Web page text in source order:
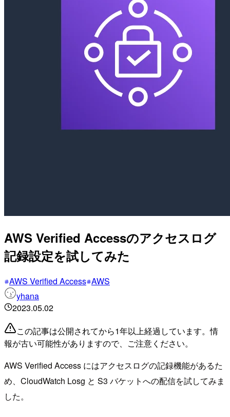
AWS Verified Accessのアクセスログ
記録設定を試してみた
AWS Verified Access AWS
yhana
2023.05.02
この記事は公開されてから1年以上経過しています。情
報が古い可能性がありますので、ご注意ください。
AWS Verified Access にはアクセスログの記録機能があるた
め、CloudWatch Losg と S3 バケットへの配信を試してみま
した。